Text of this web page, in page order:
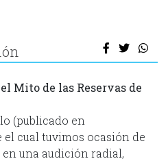
Mito de las Reservas de
(publicado en
el cual tuvimos ocasión de
una audición radial,